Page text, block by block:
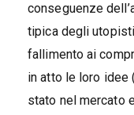
conseguenze
tipica degli utopisti
fallimento ai
in atto le loro idee
stato nel mercato